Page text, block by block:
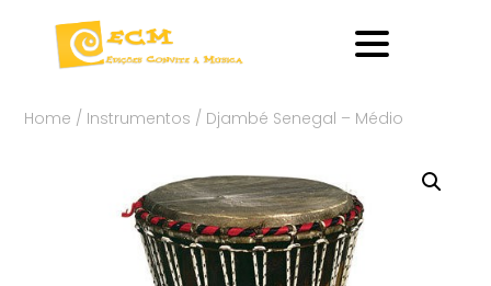
Home / Instrumentos / Djambé Senegal – Médio